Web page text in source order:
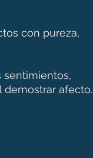
con pureza,
sentimientos,
demostrar afecto.